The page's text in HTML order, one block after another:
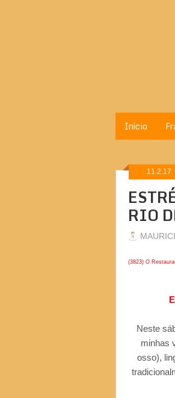
Início
11.2.17
RIO
(3823) O
Neste
minhas
osso),